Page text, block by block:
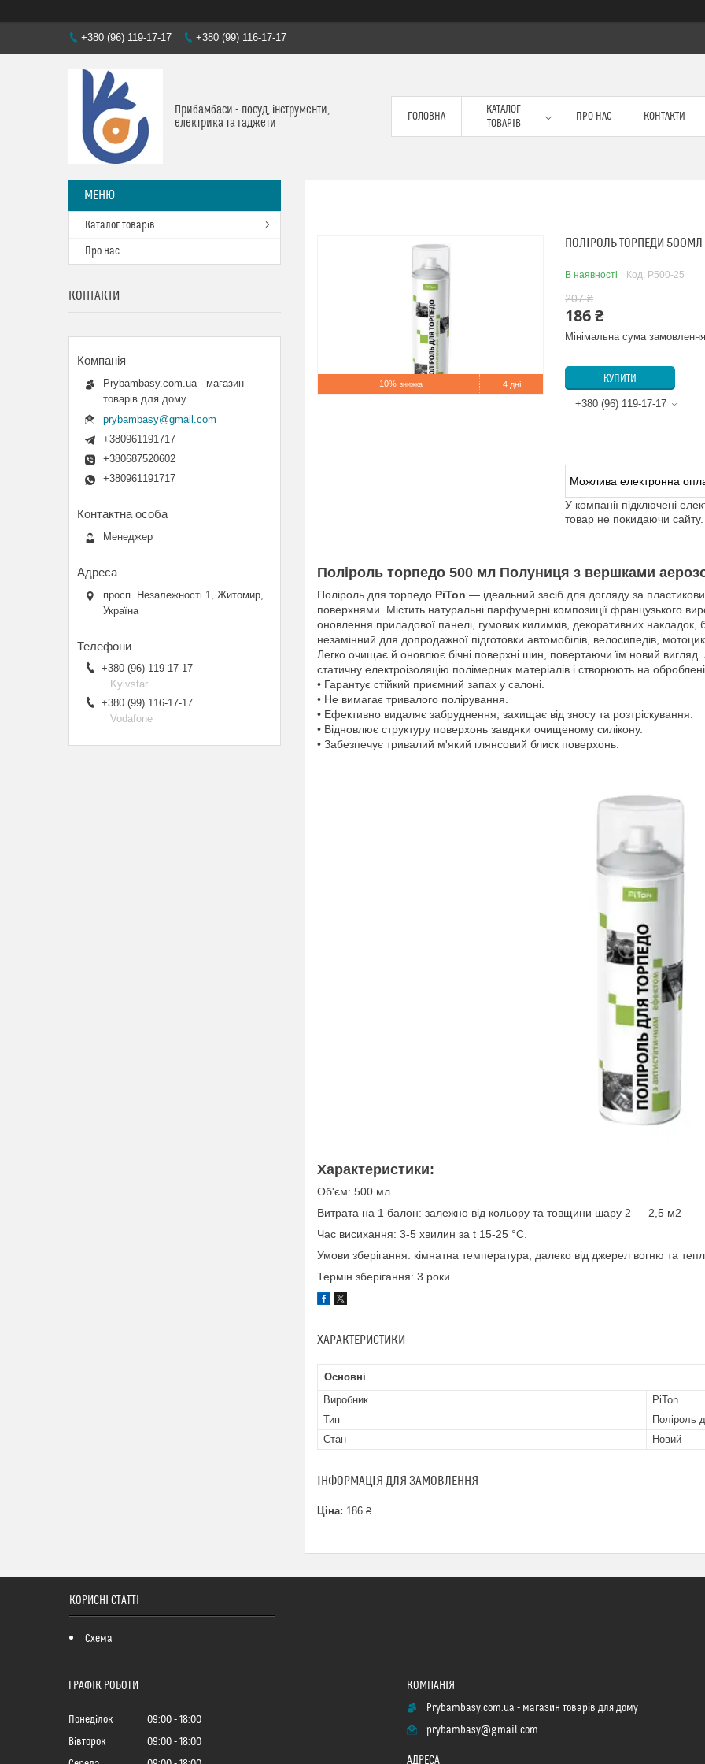
+380 (96) 119-17-17 +380 (99) 116-17-17
Прибамбаси - посуд, інструменти,
електрика та гаджети
ГОЛОВНА
КАТАЛОГ
ТОВАРІВ
ПРО НАС КОНТАКТИ
–10% 4 дні
ПОЛІРОЛЬ ТОРПЕДИ
В наявності Код: P500-25
207 ₴
186 ₴
Мінімальна сума
КУПИТИ
+380 (96) 119-17-17
У компанії підключені
товар не покидаючи сайту.
Поліроль торпедо 500 мл Полуниця з вершками
Поліроль для торпедо PiTon — ідеальний засіб для догляду за
поверхнями. Містить натуральні парфумерні композиції французького
оновлення приладової панелі, гумових килимків, декоративних накладок,
незамінний для допродажної підготовки автомобілів, велосипедів,
Легко очищає й оновлює бічні поверхні шин, повертаючи їм новий
статичну електроізоляцію полімерних матеріалів і створюють на
• Гарантує стійкий приємний запах у салоні.
• Не вимагає тривалого полірування.
• Ефективно видаляє забруднення, захищає від зносу та розтріскування.
• Відновлює структуру поверхонь завдяки очищеному силікону.
• Забезпечує тривалий м'який глянсовий блиск поверхонь.
Характеристики:
Об'єм: 500 мл
Витрата на 1 балон: залежно від кольору та товщини шару 2 — 2,5 м2
Час висихання: 3-5 хвилин за t 15-25 °C.
Умови зберігання: кімнатна температура, далеко від джерел вогню та
Термін зберігання: 3 роки
ХАРАКТЕРИСТИКИ
Основні
Виробник
PiTon
Тип
Поліроль
Стан
Новий
ІНФОРМАЦІЯ ДЛЯ ЗАМОВЛЕННЯ
Ціна: 186 ₴
Каталог товарів
Про нас
КОНТАКТИ
Prybambasy.com.ua - магазин
товарів для дому
prybambasy@gmail.com
+380961191717
+380687520602
+380961191717
Менеджер
просп. Незалежності 1, Житомир,
Україна
+380 (96) 119-17-17
Kyivstar
+380 (99) 116-17-17
Vodafone
КОРИСНІ СТАТТІ
Схема
ГРАФІК РОБОТИ
Понеділок 09:00
18:00
Вівторок
09:00
18:00
Prybambasy.com.ua - магазин товарів для дому
prybambasy@gmail.com